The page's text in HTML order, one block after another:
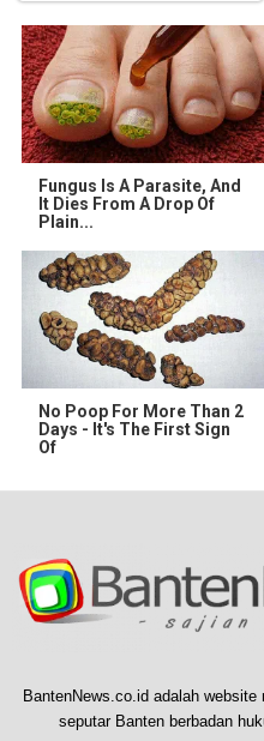
Fungus Is A Parasite, And
It Dies From A Drop Of
Plain...
No Poop For More Than 2
Days - It's The First Sign
Of
BantenNews.co.id adalah
seputar Banten berbadan